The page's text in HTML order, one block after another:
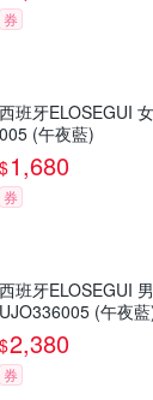
券
西班牙ELOSEGUI
005 (午夜藍)
$1,680
券
西班牙ELOSEGUI
UJO336005 (午夜
$2,380
券